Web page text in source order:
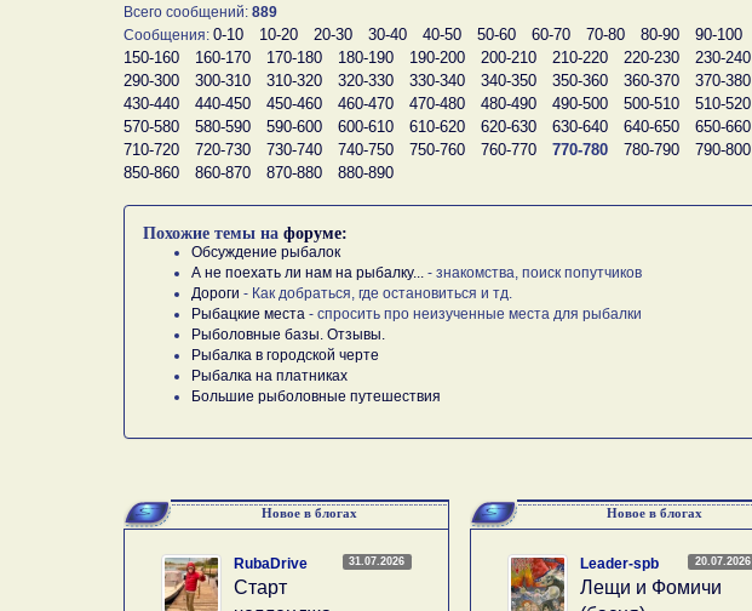
Всего сообщений: 889
Сообщения: 0-10 10-20 20-30 30-40 40-50 50-60 60-70 70-80 80-90 90-100
150-160
160-170 170-180 180-190 190-200 200-210 210-220 220-230 230-240
290-300
300-310 310-320 320-330 330-340 340-350 350-360 360-370 370-380
430-440
440-450 450-460 460-470 470-480 480-490 490-500 500-510 510-520
570-580
580-590 590-600 600-610 610-620 620-630 630-640 640-650 650-660
710-720
720-730 730-740 740-750 750-760 760-770 770-780 780-790 790-800
850-860
860-870 870-880 880-890
Похожие темы на форуме:
Обсуждение рыбалок
А не поехать ли нам на рыбалку... - знакомства, поиск попутчиков
Дороги - Как добраться, где остановиться и тд.
Рыбацкие места - спросить про неизученные места для рыбалки
Рыболовные базы. Отзывы.
Рыбалка в городской черте
Рыбалка на платниках
Большие рыболовные путешествия
Новое в блогах
31.07.2026
RubaDrive
Старт
Новое в блогах
20.07.2026
Leader-spb
Лещи и Фомичи